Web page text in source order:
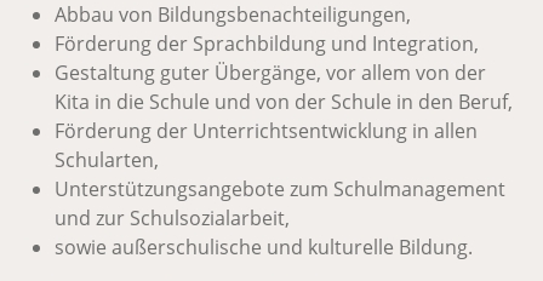
Abbau von Bildungsbenachteiligungen,
Förderung der Sprachbildung und Integration,
Gestaltung guter Übergänge, vor allem von der
Kita in die Schule und von der Schule in den Beruf,
Förderung der Unterrichtsentwicklung in allen
Schularten,
Unterstützungsangebote zum Schulmanagement
und zur Schulsozialarbeit,
sowie außerschulische und kulturelle Bildung.